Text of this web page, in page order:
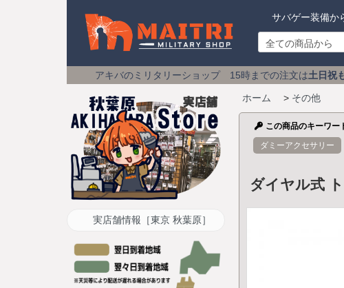
サバゲー装備か
アキバのミリタリーショップ 15時までの注文は 土日祝も即日発送送料
ホーム > その他
この商品のキーワー
ダミーアクセサリー
ダイヤル式
実店舗情報［東京 秋葉原］